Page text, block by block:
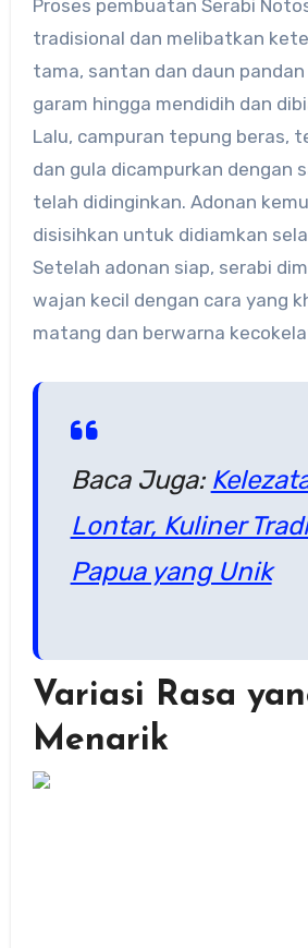
Proses pembuatan Serabi
tradisional dan melibatkan
tama, santan dan daun
garam hingga mendidih dan
Lalu, campuran tepung beras,
dan gula dicampurkan dengan
telah didinginkan. Adonan
disisihkan untuk didiamkan
Setelah adonan siap, serabi
wajan kecil dengan cara yang
matang dan berwarna
Baca Juga:
Lontar, Kuliner
Papua yang Unik
Variasi Rasa
Menarik